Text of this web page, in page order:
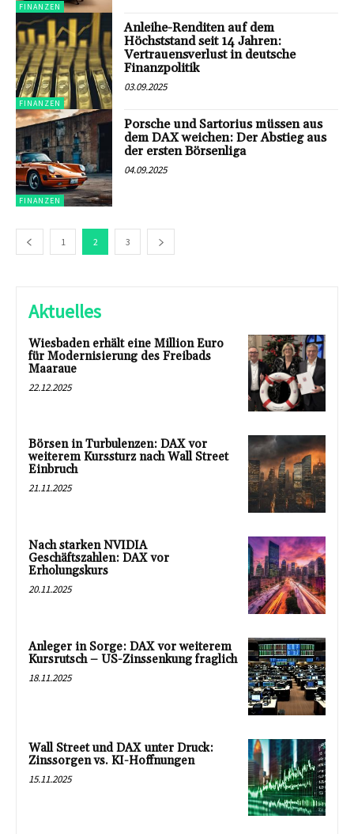
FINANZEN
FINANZEN
Anleihe-Renditen auf dem
Höchststand seit 14 Jahren:
Vertrauensverlust in deutsche
Finanzpolitik
03.09.2025
FINANZEN
Porsche und Sartorius müssen aus
dem DAX weichen: Der Abstieg aus
der ersten Börsenliga
04.09.2025
1 2 3
Aktuelles
Wiesbaden erhält eine Million Euro
für Modernisierung des Freibads
Maaraue
22.12.2025
Börsen in Turbulenzen: DAX vor
weiterem Kurssturz nach Wall Street
Einbruch
21.11.2025
Nach starken NVIDIA
Geschäftszahlen: DAX vor
Erholungskurs
20.11.2025
Anleger in Sorge: DAX vor weiterem
Kursrutsch – US-Zinssenkung fraglich
18.11.2025
Wall Street und DAX unter Druck:
Zinssorgen vs. KI-Hoffnungen
15.11.2025